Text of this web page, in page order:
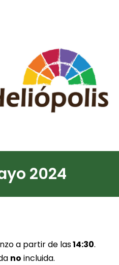
2024
a partir de las14:30.
no incluida.